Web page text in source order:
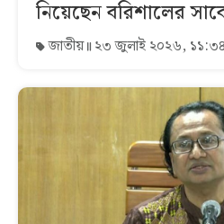
নিয়েছেন বরিশালের
জাতীয় ২৩ জুলাই ২০২৬,